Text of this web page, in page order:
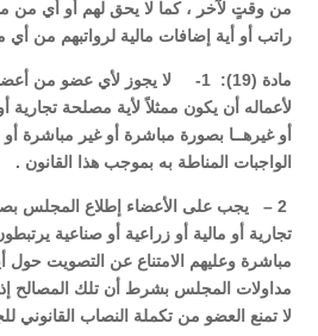
من وقتٍ لآخر ، كما لا يحق لهم أو أي من
راتب أو أية إضافات مالية لرواتبهم من أي
مادة (19): 1- لا يجوز لأي عضو
لأعماله أن يكون ممثلاً لأية مصلحة تجارية
أو غيرهــا بصورة مباشرة أو غير مباشرة
الواجبات المناطة به بموجب هذا القانون .
2 – يجب على الأعضاء إطلاع المجلس
تجارية أو مالية أو زراعية أو صناعية
مباشرة وعليهم الامتناع عن التصويت حول
مداولات المجلس بشرط أن تلك المصالح
لا تمنع العضو من تكملة النصاب القانوني